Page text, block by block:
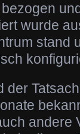
wurde
stand
der
andere